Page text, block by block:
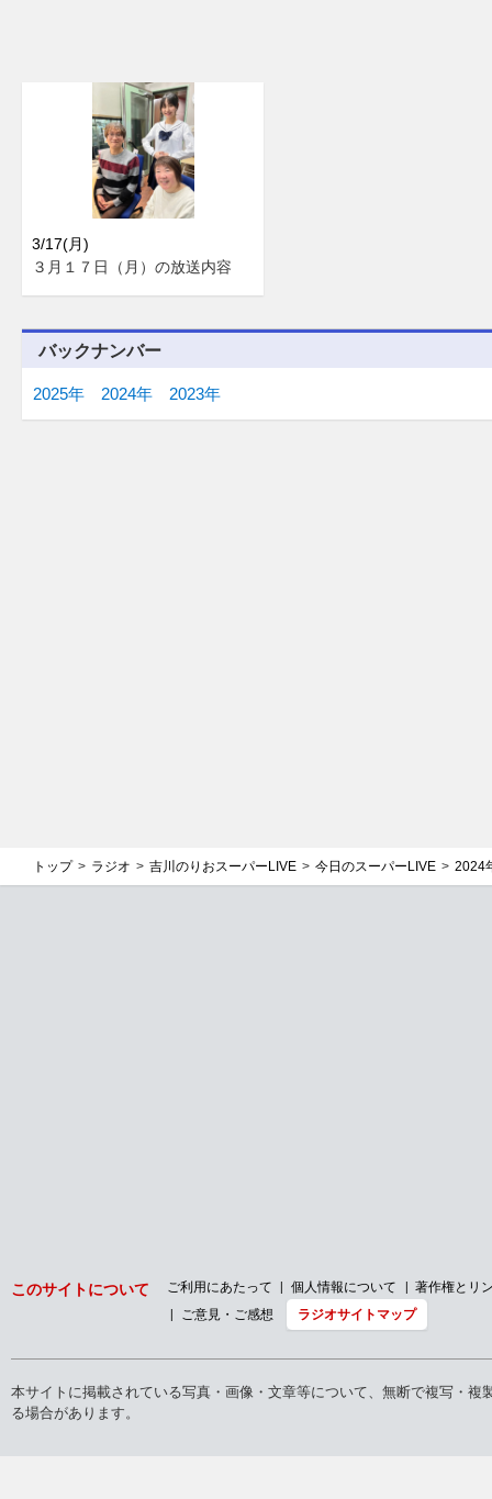
3/17(月)
３月１７日（月）の放送内容
バックナンバー
2025年 2024年 2023年
トップ ラジオ 吉川のりおスーパーLIVE 今日のスーパーLIVE 2024
このサイトについて ご利用にあたって 個人情報について
著作権とリ
ご意見・ご感想
ラジオサイトマップ
本サイトに掲載されている写真・画像・文章等について、無断で複写・
る場合があります。